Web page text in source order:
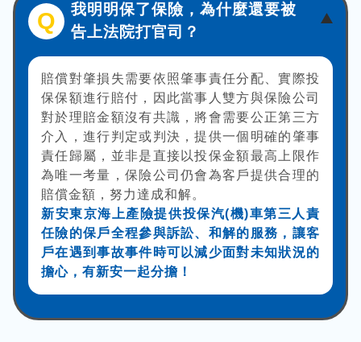
Q
我明明保了保險，為什麼還要被
告上法院打官司？
賠償對肇損失需要依照肇事責任分配、實際投
保保額進行賠付，因此當事人雙方與保險公司
對於理賠金額沒有共識，將會需要公正第三方
介入，進行判定或判決，提供一個明確的肇事
責任歸屬，並非是直接以投保金額最高上限作
為唯一考量，保險公司仍會為客戶提供合理的
賠償金額，努力達成和解。
新安東京海上產險提供投保汽(機)車第三人責
任險的保戶全程參與訴訟、和解的服務，讓客
戶在遇到事故事件時可以減少面對未知狀況的
擔心，有新安一起分擔！